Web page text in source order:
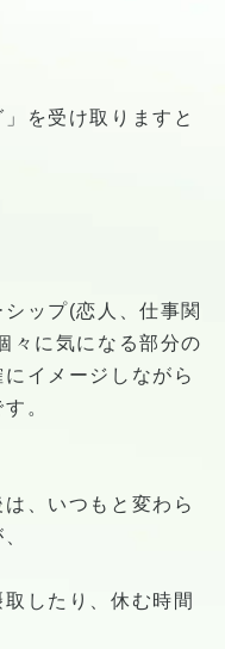
を受け取りますと
ップ(恋人、仕事関
々に気になる部分の
イメージしながら
。
、いつもと変わら
したり、休む時間